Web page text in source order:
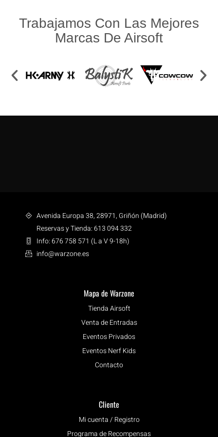
Trabajamos Con Las Mejores
Marcas De Airsoft
Avenida Europa 38, 28971, Griñón (Madrid)
Reservas y Tienda: 613 094 332
Info: 676 758 571 (L a V 9-18h)
info@warzone.es
Mapa de Warzone
Tienda Airsoft
Venta de Entradas
Eventos Privados
Eventos Nerf Kids
Contacto
Cliente
Mi cuenta / Registro
Programa de Recompensas